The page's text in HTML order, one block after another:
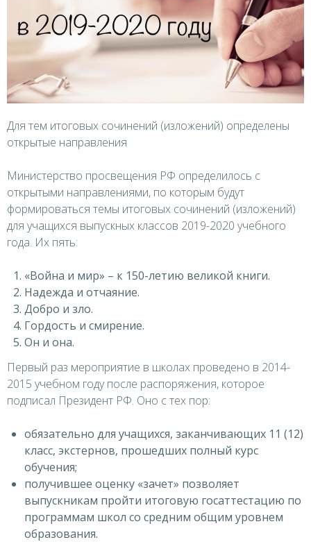
Для тем итоговых сочинений (изложений) определены
открытые направления
Министерство просвещения РФ определилось с
открытыми направлениями, по которым будут
формироваться темы итоговых сочинений (изложений)
для учащихся выпускных классов 2019-2020 учебного
года. Их пять:
«Война и мир» – к 150-летию великой книги.
Надежда и отчаяние.
Добро и зло.
Гордость и смирение.
Он и она.
Первый раз мероприятие в школах проведено в 2014-
2015 учебном году после распоряжения, которое
подписал Президент РФ. Оно с тех пор:
обязательно для учащихся, заканчивающих 11 (12)
класс, экстернов, прошедших полный курс
обучения;
получившее оценку «зачет» позволяет
выпускникам пройти итоговую госаттестацию по
программам школ со средним общим уровнем
образования.